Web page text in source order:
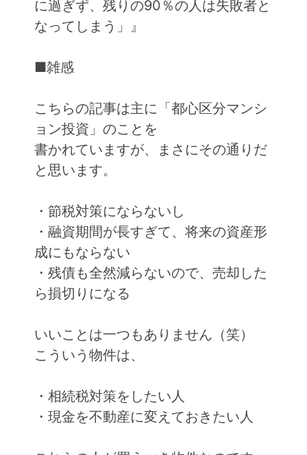
に過ぎず、残りの90％の人は失敗者と
なってしまう」』
■雑感
こちらの記事は主に「都心区分マンシ
ョン投資」のことを
書かれていますが、まさにその通りだ
と思います。
・節税対策にならないし
・融資期間が長すぎて、将来の資産形
成にもならない
・残債も全然減らないので、売却した
ら損切りになる
いいことは一つもありません（笑）
こういう物件は、
・相続税対策をしたい人
・現金を不動産に変えておきたい人